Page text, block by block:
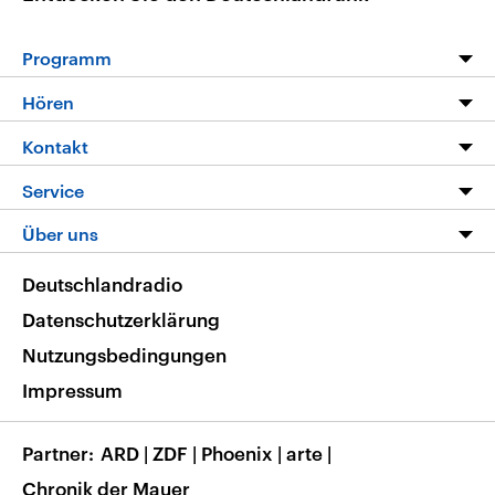
Programm
Die Nachrichten
Nachrichtenleicht
Neue Beiträge auf dlf.de
Hören
Livestream
Podcasts
Deutschlandfunk App
Nachrichten App
Frequenzen
Kontakt
Service
FAQ
Veranstaltungen
Musikliste
RSS
Über uns
Barrierefreiheit
Deutschlandradio
Datenschutzerklärung
Nutzungsbedingungen
Impressum
Partner ARD | ZDF | Phoenix | arte |
Chronik der Mauer